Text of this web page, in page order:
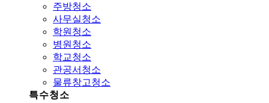
주방청소
사무실청소
학원청소
병원청소
학교청소
관공서청소
물류창고청소
특수청소